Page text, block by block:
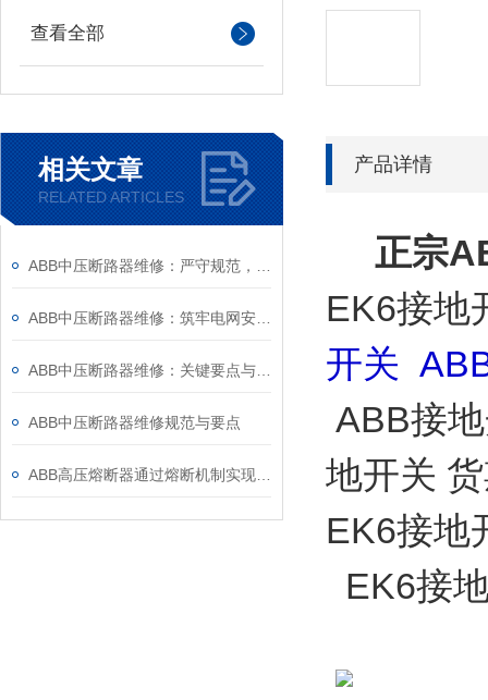
查看全部
相关文章
RELATED ARTICLES
ABB中压断路器维修规范与要点
产品详情
正宗
EK6接地
开关
ABB接
地开关
EK6接地
EK6接